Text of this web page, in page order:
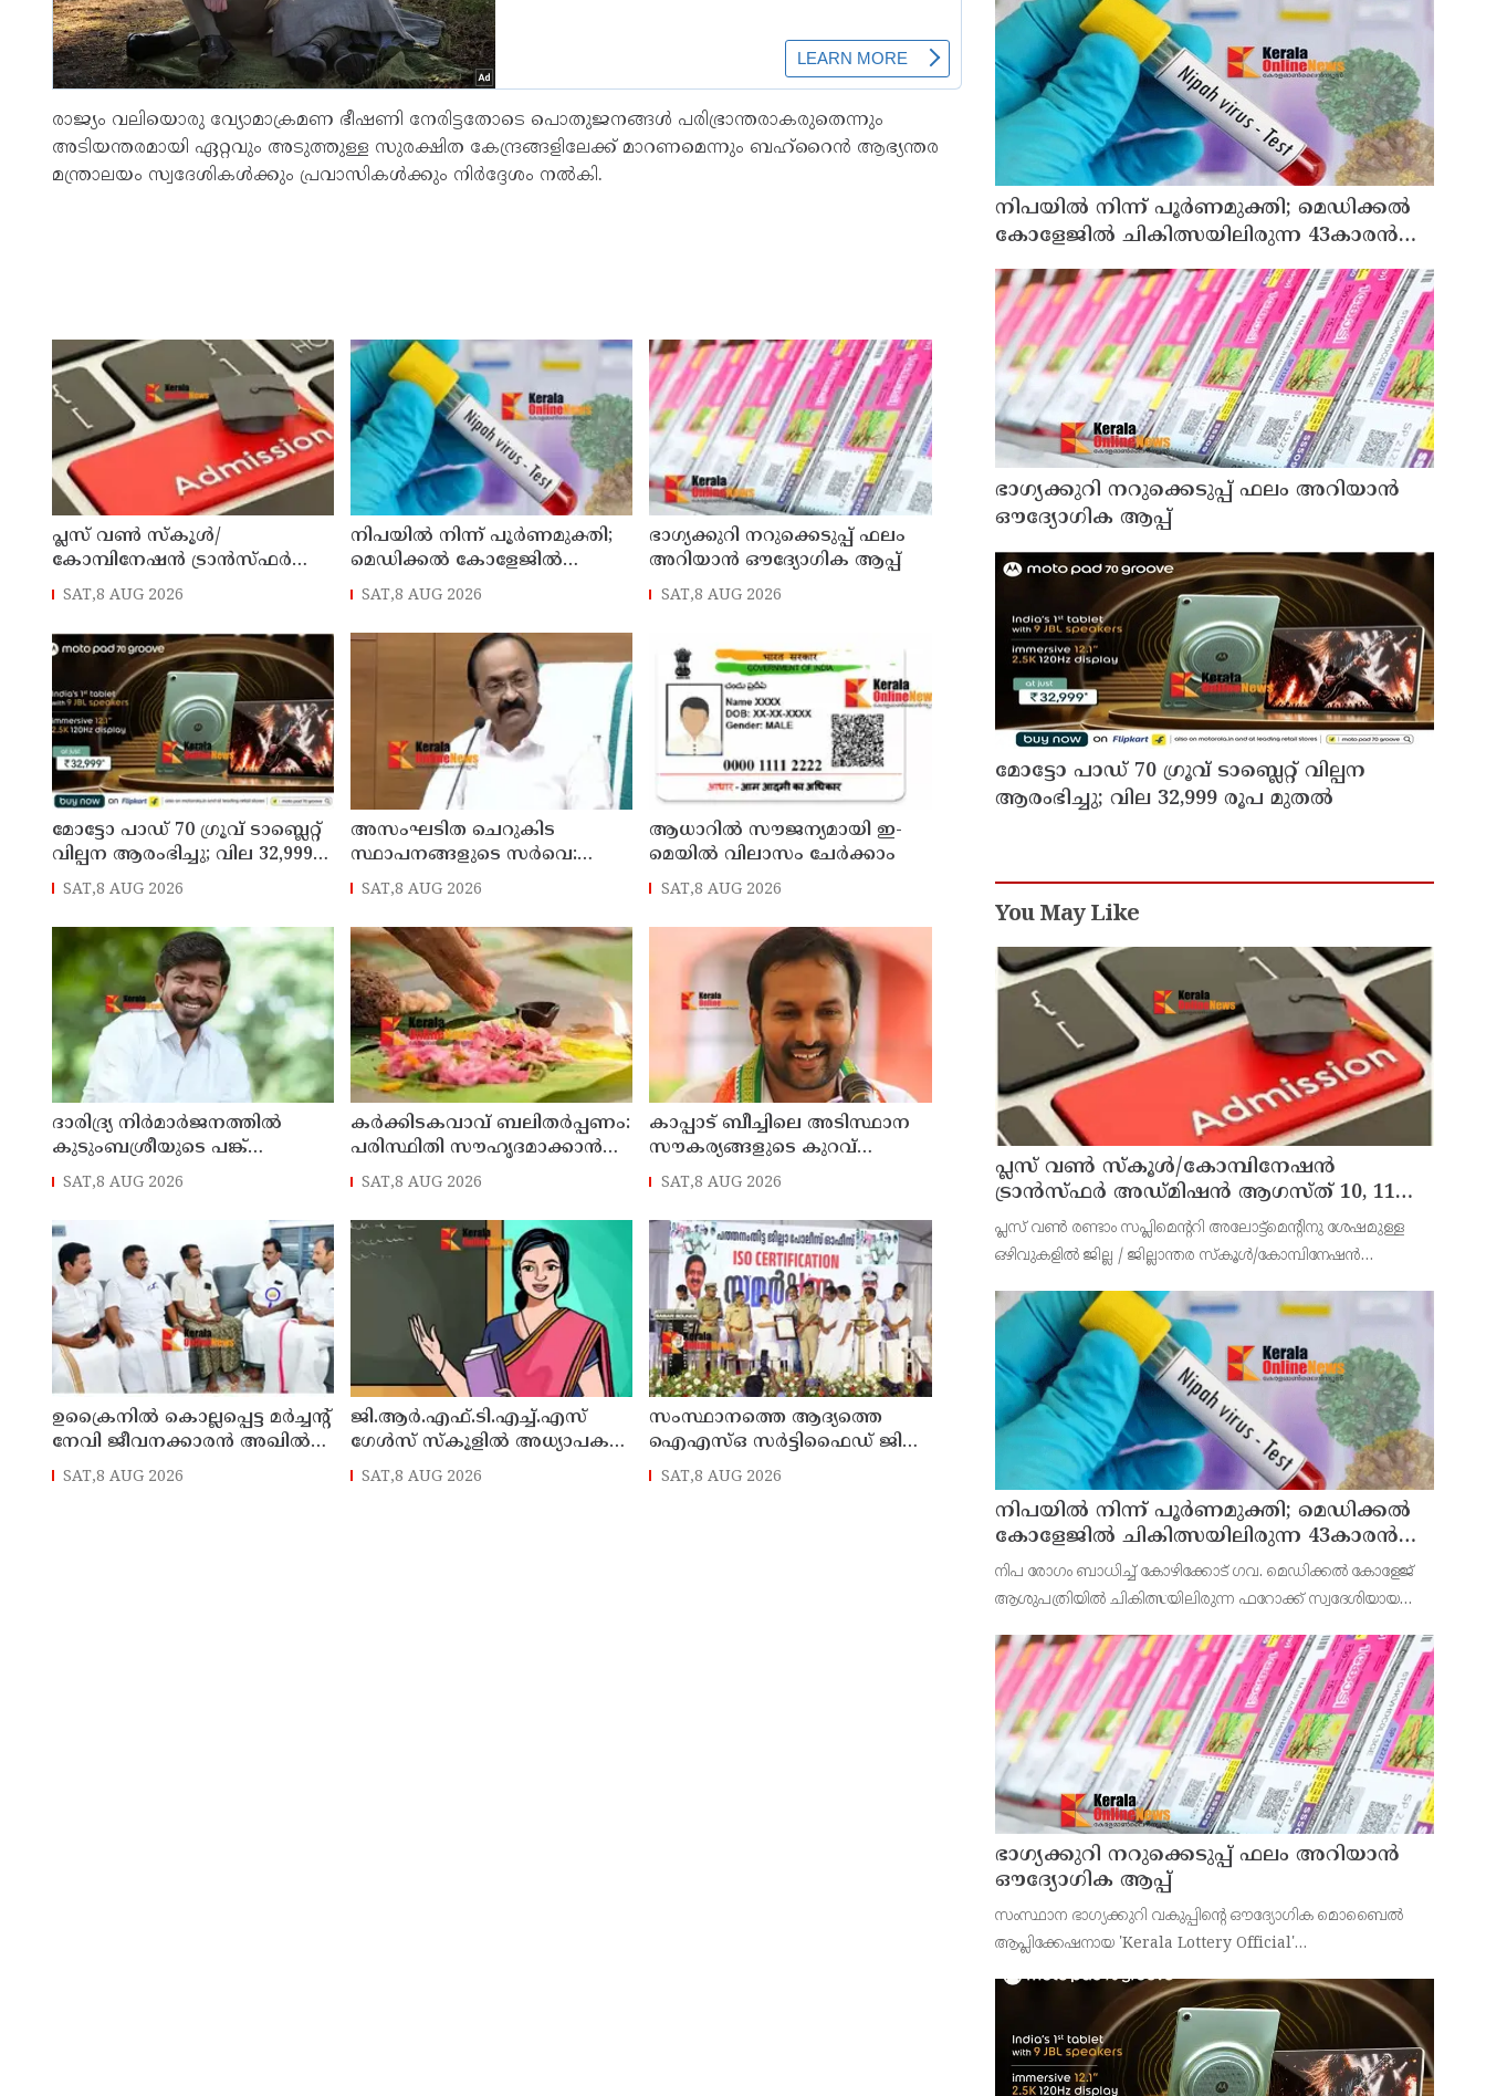
രാജ്യം വലിയൊരു വ്യോമാക്രമണ ഭീഷണി നേരിട്ടതോടെ പൊതുജനങ്ങള്‍ പരിഭ്രാന്തരാകരുതെന്നും
അടിയന്തരമായി ഏറ്റവും അടുത്തുള്ള സുരക്ഷിത കേന്ദ്രങ്ങളിലേക്ക് മാറണമെന്നും ബഹ്‌റൈന്‍ ആഭ്യന്തര
മന്ത്രാലയം സ്വദേശികള്‍ക്കും പ്രവാസികള്‍ക്കും നിര്‍ദ്ദേശം നല്‍കി.
പ്ലസ് വൺ സ്‌കൂൾ/
കോമ്പിനേഷൻ ട്രാൻസ്ഫർ
അഡ്മിഷൻ ആഗസ്ത് 10, 11
SAT,8 AUG 2026
നിപയിൽ നിന്ന് പൂർണമുക്തി;
മെഡിക്കൽ കോളേജിൽ
ചികിത്സയിലിരുന്ന 43കാരൻ
SAT,8 AUG 2026
ഭാഗ്യക്കുറി നറുക്കെടുപ്പ് ഫലം
അറിയാൻ ഔദ്യോഗിക ആപ്പ്
SAT,8 AUG 2026
മോട്ടോ പാഡ് 70 ഗ്രൂവ് ടാബ്ലെറ്റ്
വില്പന ആരംഭിച്ചു; വില 32,999
രൂപ മുതൽ
SAT,8 AUG 2026
അസംഘടിത ചെറുകിട
സ്ഥാപനങ്ങളുടെ സർവെ:
കൃത്യമായ വിവരങ്ങൾ
നൽകണമെന്ന് മുഖ്യമന്ത്രി വി
ഡി സതീശൻ
SAT,8 AUG 2026
ആധാറിൽ സൗജന്യമായി ഇ-
മെയിൽ വിലാസം ചേർക്കാം
SAT,8 AUG 2026
ദാരിദ്ര്യ നിർമാർജനത്തിൽ
കുടുംബശ്രീയുടെ പങ്ക്
ശ്രദ്ധേയം: മന്ത്രി ഒ. ജെ. ജനീഷ്
SAT,8 AUG 2026
കർക്കിടകവാവ് ബലിതർപ്പണം:
പരിസ്ഥിതി സൗഹൃദമാക്കാൻ
കർശന നിർദ്ദേശവുമായി
SAT,8 AUG 2026
കാപ്പാട് ബീച്ചിലെ അടിസ്ഥാന
സൗകര്യങ്ങളുടെ കുറവ്
പരിഹരിക്കും : മന്ത്രി പി.സി
SAT,8 AUG 2026
ഉക്രൈനിൽ കൊല്ലപ്പെട്ട മർച്ചന്റ്
നേവി ജീവനക്കാരൻ അഖിൽ
ജോയലിന്റെ വീട് മന്ത്രി അനൂപ്
ജേക്കബ്ബ് സന്ദർശിച്ചു
SAT,8 AUG 2026
ജി.ആർ.എഫ്.ടി.എച്ച്.എസ്
ഗേൾസ് സ്‌കൂളിൽ അധ്യാപക
നിയമനം
SAT,8 AUG 2026
സംസ്ഥാനത്തെ ആദ്യത്തെ
ഐഎസ്ഒ സർട്ടിഫൈഡ് ജില്ല
പൊലീസ് ഓഫീസ്
പത്തനംതിട്ടയിൽ
SAT,8 AUG 2026
നിപയിൽ നിന്ന് പൂർണമുക്തി; മെഡിക്കൽ
കോളേജിൽ ചികിത്സയിലിരുന്ന 43കാരൻ
വീട്ടിലേക്ക് മടങ്ങി
ഭാഗ്യക്കുറി നറുക്കെടുപ്പ് ഫലം അറിയാൻ
ഔദ്യോഗിക ആപ്പ്
മോട്ടോ പാഡ് 70 ഗ്രൂവ് ടാബ്ലെറ്റ് വില്പന
ആരംഭിച്ചു; വില 32,999 രൂപ മുതൽ
You May Like
പ്ലസ് വൺ സ്‌കൂൾ/കോമ്പിനേഷൻ
ട്രാൻസ്ഫർ അഡ്മിഷൻ ആഗസ്ത് 10, 11
തീയതികളിൽ
പ്ലസ് വൺ രണ്ടാം സപ്ലിമെന്ററി അലോട്ട്‌മെന്റിനു ശേഷമുള്ള
ഒഴിവുകളിൽ ജില്ല / ജില്ലാന്തര സ്‌കൂൾ/കോമ്പിനേഷൻ
ആഗസ്റ്റ് 7 ന് വൈകിട്ട് 4 മണി വരെ നൽകിയിരുന്നു
നിപയിൽ നിന്ന് പൂർണമുക്തി; മെഡിക്കൽ
കോളേജിൽ ചികിത്സയിലിരുന്ന 43കാരൻ
വീട്ടിലേക്ക് മടങ്ങി
നിപ രോഗം ബാധിച്ച് കോഴിക്കോട് ഗവ. മെഡിക്കൽ കോളേജ്
ആശുപത്രിയിൽ ചികിത്സയിലിരുന്ന ഫറോക്ക് സ്വദേശിയായ
ഭാഗ്യക്കുറി നറുക്കെടുപ്പ് ഫലം അറിയാൻ
ഔദ്യോഗിക ആപ്പ്
സംസ്ഥാന ഭാഗ്യക്കുറി വകുപ്പിന്റെ ഔദ്യോഗിക മൊബൈൽ
ആപ്ലിക്കേഷനായ 'Kerala Lottery Official'
ഭാഗ്യക്കുറി വകുപ്പ് ഡയറക്ടർ അഞ്ജു കെ എസ് അറിയിച്ചു.